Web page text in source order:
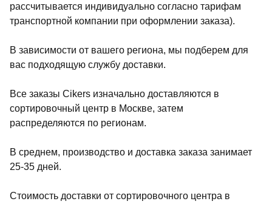
рассчитывается индивидуально согласно тарифам
транспортной компании при оформлении заказа).
В зависимости от вашего региона, мы подберем для
вас подходящую службу доставки.
Все заказы Cikers изначально доставляются в
сортировочный центр в Москве, затем
распределяются по регионам.
В среднем, производство и доставка заказа занимает
25-35 дней.
Стоимость доставки от сортировочного центра в